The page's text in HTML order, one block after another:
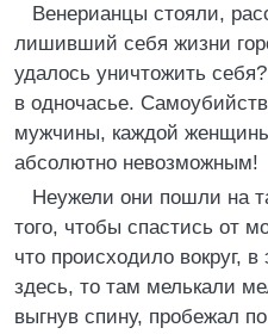
Венерианцы стояли,
лишивший себя жизни
удалось уничтожить
в одночасье.
мужчины, каждой
абсолютно невозможным!
Неужели они пошли на
того, чтобы спастись от
что происходило вокруг,
здесь, то там мелькали
выгнув спину, пробежал